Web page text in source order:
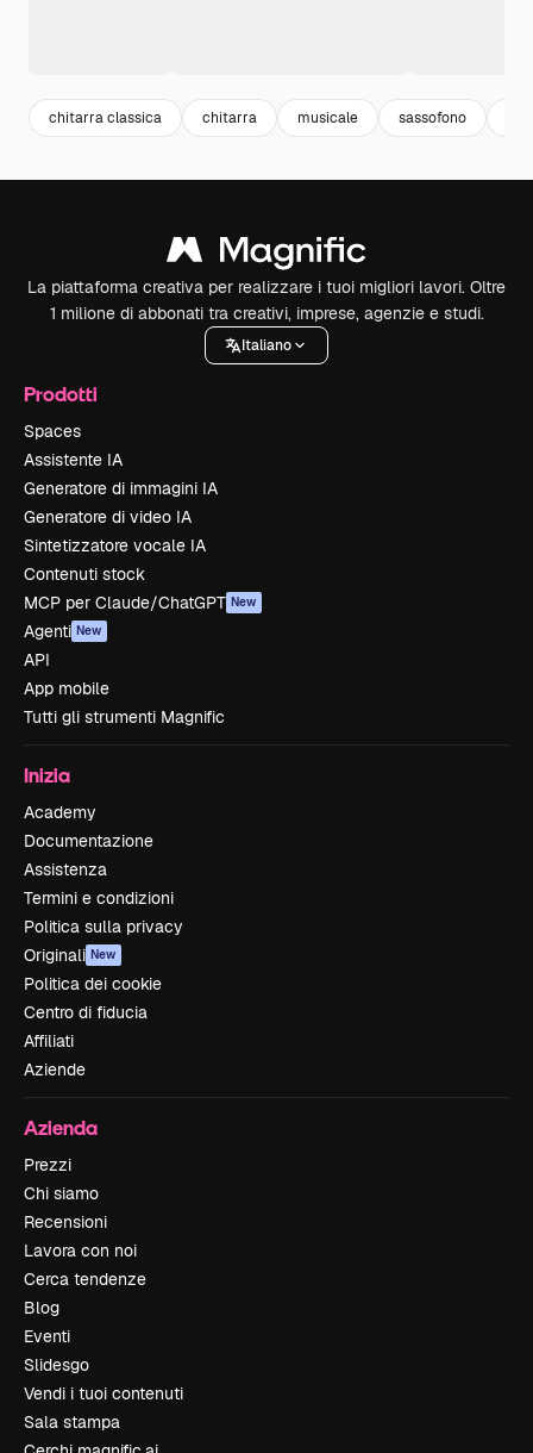
chitarra classica chitarra musicale sassofono
La piattaforma creativa per realizzare i tuoi migliori lavori. Oltre
1 milione di abbonati tra creativi, imprese, agenzie e studi.
Italiano
Prodotti
Spaces
Assistente IA
Generatore di immagini IA
Generatore di video IA
Sintetizzatore vocale IA
Contenuti stock
MCP per Claude/ChatGPT New
Agenti New
API
App mobile
Tutti gli strumenti Magnific
Inizia
Academy
Documentazione
Assistenza
Termini e condizioni
Politica sulla privacy
Originali New
Politica dei cookie
Centro di fiducia
Affiliati
Aziende
Azienda
Prezzi
Chi siamo
Recensioni
Lavora con noi
Cerca tendenze
Blog
Eventi
Slidesgo
Vendi i tuoi contenuti
Sala stampa